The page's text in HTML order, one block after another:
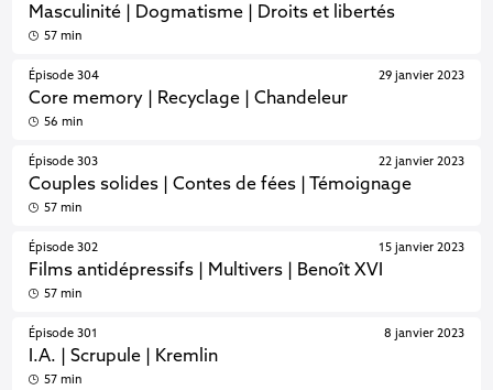
Masculinité | Dogmatisme | Droits et libertés
57 min
Épisode 304
Core memory | Recyclage | Chandeleur
29 janvier 2023
56 min
Épisode 303
Couples solides | Contes de fées | Témoignage
22 janvier 2023
57 min
Épisode 302
Films antidépressifs | Multivers | Benoît XVI
15 janvier 2023
57 min
Épisode 301
I.A. | Scrupule | Kremlin
8 janvier 2023
57 min